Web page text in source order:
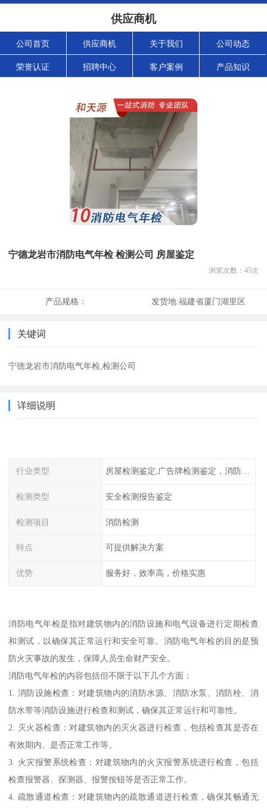
供应商机
公司首页 供应商机 关于我们 公司动态
荣誉认证 招聘中心 客户案例 产品知识
宁德龙岩市消防电气年检 检测公司 房屋鉴定
浏览次数： 45次
产品规格： 发货地:福建省厦门湖里区
关键词
宁德龙岩市消防电气年检,检测公司
详细说明
行业类型 房屋检测鉴定,广告牌检测鉴定，消防检测
检测类型 安全检测报告鉴定
检测项目 消防检测
特点 可提供解决方案
优势 服务好，效率高，价格实惠
消防电气年检是指对建筑物内的消防设施和电气设备进行定期检查
和测试，以确保其正常运行和安全可靠。消防电气年检的目的是预
防火灾事故的发生，保障人员生命财产安全。
消防电气年检的内容包括但不限于以下几个方面：
1. 消防设施检查：对建筑物内的消防水源、消防水泵、消防栓、消
防水带等消防设施进行检查和测试，确保其正常运行和可靠性。
2. 灭火器检查：对建筑物内的灭火器进行检查，包括检查其是否在
有效期内、是否正常工作等。
3. 火灾报警系统检查：对建筑物内的火灾报警系统进行检查，包括
检查报警器、探测器、报警按钮等是否正常工作。
4. 疏散通道检查：对建筑物内的疏散通道进行检查，确保其畅通无